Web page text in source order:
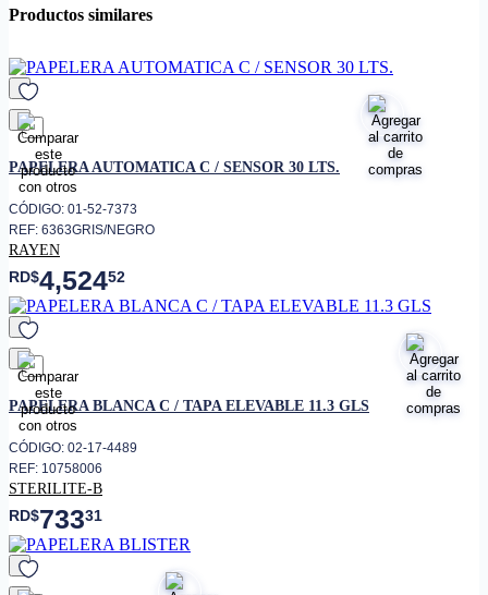
• Peso
• Cubo de basura con sensor
sensores infrarrojos. La forma
más higiénica de gestionar los
residuos
cuenta con una capacidad de 30
litros. Ideal para tu cocina o
• Papelera con tapa
desmontable
Productos similares
favorito
PAPELERA AUTOMATICA C / SENSOR 30 LTS.
CÓDIGO: 01-52-7373
REF: 6363GRIS/NEGRO
RAYEN
RD$4,52452
favorito
PAPELERA BLANCA C / TAPA ELEVABLE 11.3 GLS
CÓDIGO: 02-17-4489
REF: 10758006
STERILITE-B
RD$73331